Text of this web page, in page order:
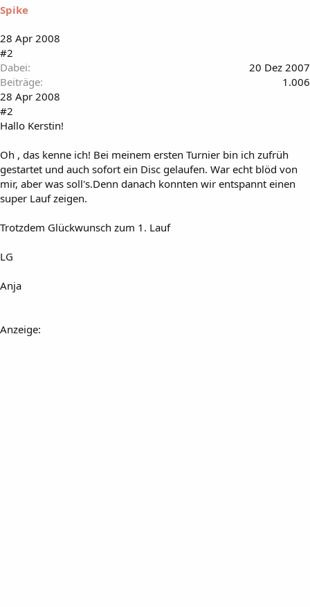
Spike
28 Apr 2008
#2
Dabei
20 Dez 2007
Beiträge
1.006
28 Apr 2008
#2
Hallo Kerstin!
Oh , das kenne ich! Bei meinem ersten Turnier bin ich zufrüh
gestartet und auch sofort ein Disc gelaufen. War echt blöd von
mir, aber was soll's.Denn danach konnten wir entspannt einen
super Lauf zeigen.
Trotzdem Glückwunsch zum 1. Lauf
LG
Anja
Anzeige: